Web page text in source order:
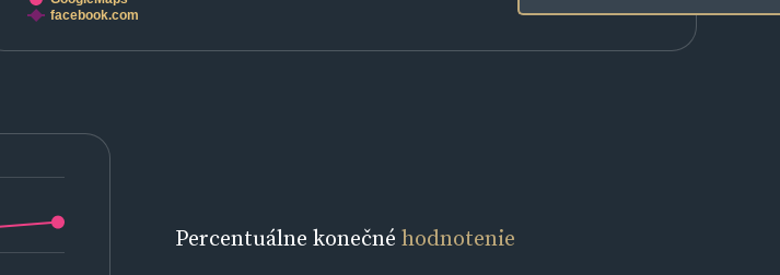
facebook.com
Percentuálne konečnéhodnotenie